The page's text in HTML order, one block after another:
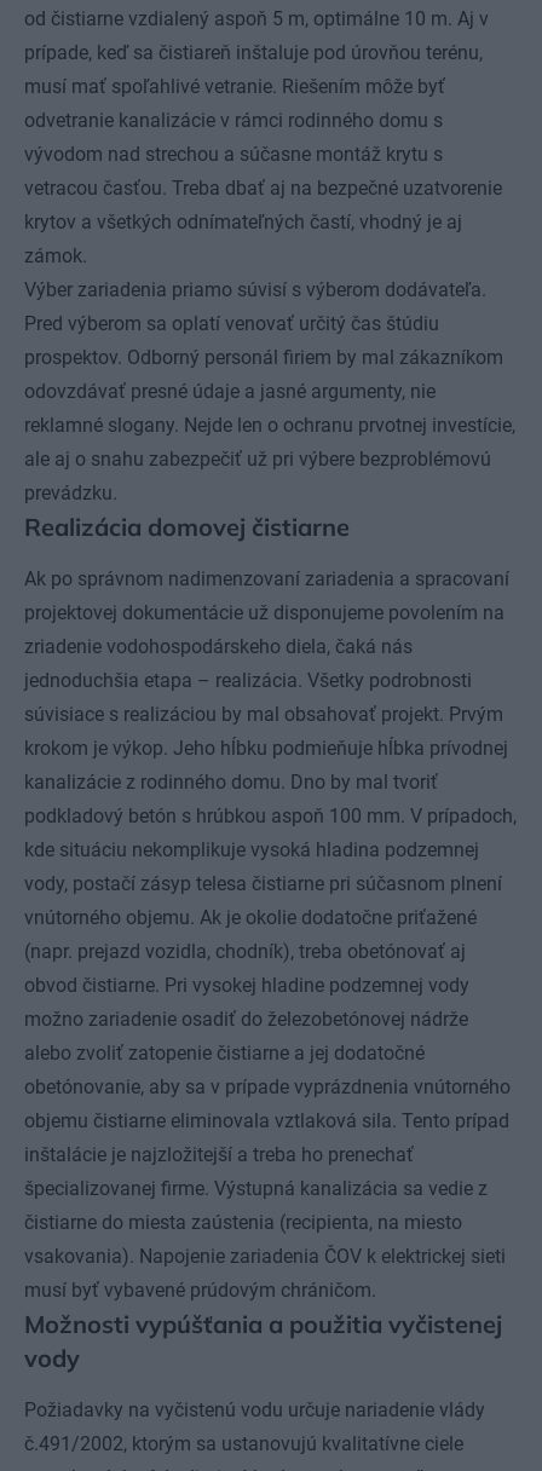
od čistiarne vzdialený aspoň 5 m, optimálne 10 m. Aj v
prípade, keď sa čistiareň inštaluje pod úrovňou terénu,
musí mať spoľahlivé vetranie. Riešením môže byť
odvetranie kanalizácie v rámci rodinného domu s
vývodom nad strechou a súčasne montáž krytu s
vetracou časťou. Treba dbať aj na bezpečné uzatvorenie
krytov a všetkých odnímateľných častí, vhodný je aj
zámok.
Výber zariadenia priamo súvisí s výberom dodávateľa.
Pred výberom sa oplatí venovať určitý čas štúdiu
prospektov. Odborný personál firiem by mal zákazníkom
odovzdávať presné údaje a jasné argumenty, nie
reklamné slogany. Nejde len o ochranu prvotnej investície,
ale aj o snahu zabezpečiť už pri výbere bezproblémovú
prevádzku.
Realizácia domovej čistiarne
Ak po správnom nadimenzovaní zariadenia a spracovaní
projektovej dokumentácie už disponujeme povolením na
zriadenie vodohospodárskeho diela, čaká nás
jednoduchšia etapa – realizácia. Všetky podrobnosti
súvisiace s realizáciou by mal obsahovať projekt. Prvým
krokom je výkop. Jeho hĺbku podmieňuje hĺbka prívodnej
kanalizácie z rodinného domu. Dno by mal tvoriť
podkladový betón s hrúbkou aspoň 100 mm. V prípadoch,
kde situáciu nekomplikuje vysoká hladina podzemnej
vody, postačí zásyp telesa čistiarne pri súčasnom plnení
vnútorného objemu. Ak je okolie dodatočne priťažené
(napr. prejazd vozidla, chodník), treba obetónovať aj
obvod čistiarne. Pri vysokej hladine podzemnej vody
možno zariadenie osadiť do železobetónovej nádrže
alebo zvoliť zatopenie čistiarne a jej dodatočné
obetónovanie, aby sa v prípade vyprázdnenia vnútorného
objemu čistiarne eliminovala vztlaková sila. Tento prípad
inštalácie je najzložitejší a treba ho prenechať
špecializovanej firme. Výstupná kanalizácia sa vedie z
čistiarne do miesta zaústenia (recipienta, na miesto
vsakovania). Napojenie zariadenia ČOV k elektrickej sieti
musí byť vybavené prúdovým chráničom.
Možnosti vypúšťania a použitia vyčistenej
vody
Požiadavky na vyčistenú vodu určuje nariadenie vlády
č.491/2002, ktorým sa ustanovujú kvalitatívne ciele